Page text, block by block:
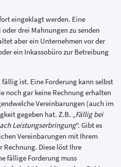
eingeklagt werden. Eine
drei Mahnungen zu senden
aber ein Unternehmen vor der
ein Inkassobüro zur Betreibung
ist. Eine Forderung kann selbst
noch gar keine Rechnung erhalten
Vereinbarungen (auch im
gegeben hat. Z.B. „Fällig bei
Leistungserbringung". Gibt es
Vereinbarungen mit Ihrem
Rechnung. Diese löst Ihre
fällige Forderung muss